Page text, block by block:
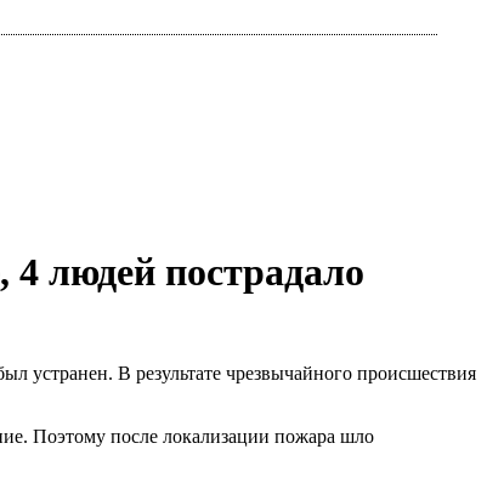
людей пострадало
В результате чрезвычайного происшествия
Поэтому после локализации пожара шло